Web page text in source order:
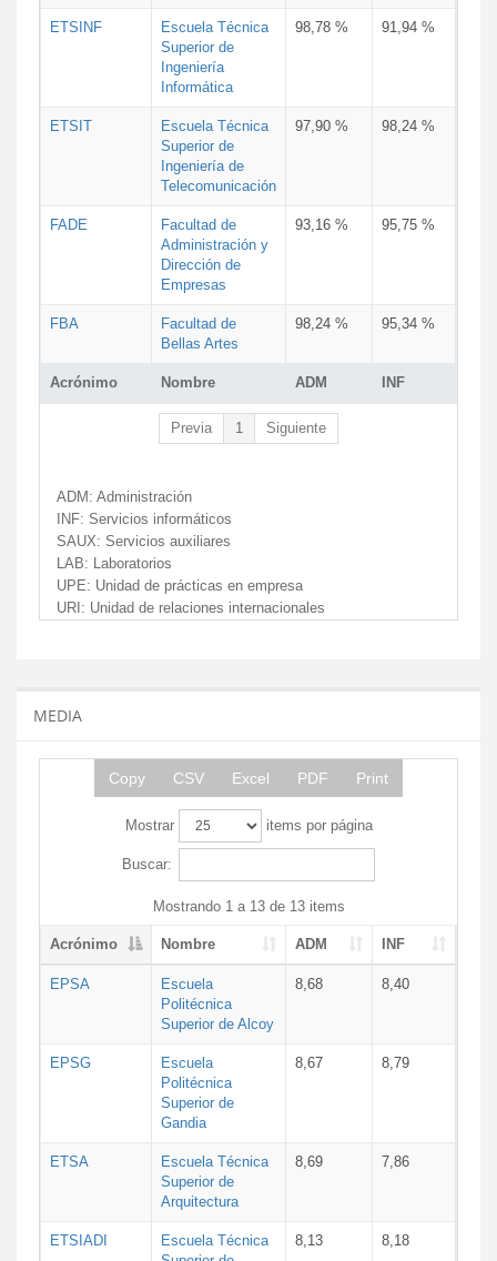
Acrónimo Nombre ADM INF
ETSINF
Escuela Técnica
Superior de
Ingeniería
Informática
98,78 % 91,94 %
ETSIT
Escuela Técnica
Superior de
Ingeniería de
Telecomunicación
97,90 % 98,24 %
FADE
Facultad de
Administración y
Dirección de
Empresas
93,16 % 95,75 %
FBA
Facultad de
Bellas Artes
98,24 % 95,34 %
Previa 1 Siguiente
ADM: Administración
INF: Servicios informáticos
SAUX: Servicios auxiliares
LAB: Laboratorios
UPE: Unidad de prácticas en empresa
URI: Unidad de relaciones internacionales
MEDIA
Copy CSV Excel PDF Print
Mostrar items por página
Buscar:
Mostrando 1 a 13 de 13 items
Acrónimo Nombre ADM INF
EPSA
Escuela
Politécnica
Superior de Alcoy
8,68 8,40
EPSG
Escuela
Politécnica
Superior de
Gandia
8,67 8,79
ETSA
Escuela Técnica
Superior de
Arquitectura
8,69 7,86
ETSIADI
Escuela Técnica
8,13 8,18